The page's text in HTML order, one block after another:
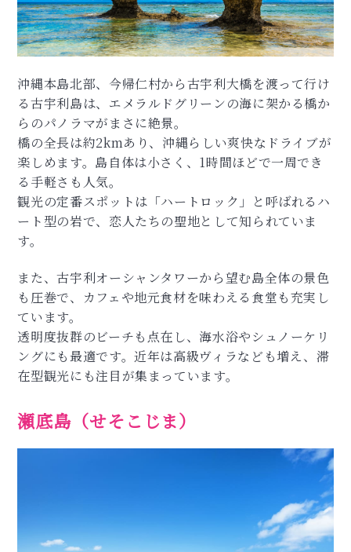
沖縄本島北部、今帰仁村から古宇利大橋を渡って行け
る古宇利島は、エメラルドグリーンの海に架かる橋か
らのパノラマがまさに絶景。
橋の全長は約2kmあり、沖縄らしい爽快なドライブが
楽しめます。島自体は小さく、1時間ほどで一周でき
る手軽さも人気。
観光の定番スポットは「ハートロック」と呼ばれるハ
ート型の岩で、恋人たちの聖地として知られていま
す。
また、古宇利オーシャンタワーから望む島全体の景色
も圧巻で、カフェや地元食材を味わえる食堂も充実し
ています。
透明度抜群のビーチも点在し、海水浴やシュノーケリ
ングにも最適です。近年は高級ヴィラなども増え、滞
在型観光にも注目が集まっています。
瀬底島（せそこじま）